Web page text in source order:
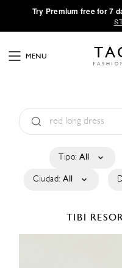
·Try Premium free for 7
MENU
Tipo: All
Ciudad: All
TIBI